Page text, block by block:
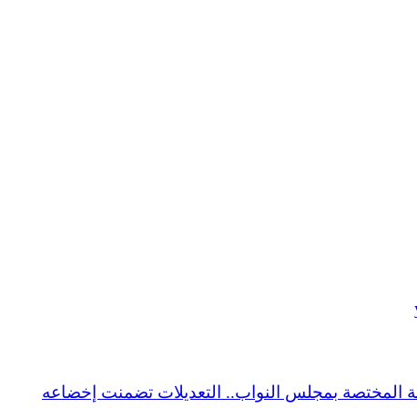
المختصة بمجلس النواب.. التعديلات تضمنت إخضاعه